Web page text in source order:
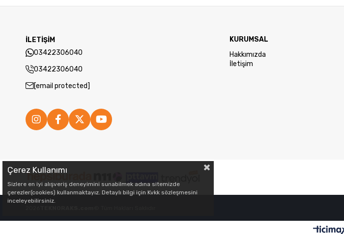
İLETİŞİM
03422306040
03422306040
[email protected]
KURUMSAL
Hakkımızda
İletişim
Çerez Kullanımı
Sizlere en iyi alışveriş deneyimini sunabilmek adına sitemizde
çerezler(cookies) kullanmaktayız. Detaylı bilgi için Kvkk sözleşmesini
inceleyebilirsiniz.